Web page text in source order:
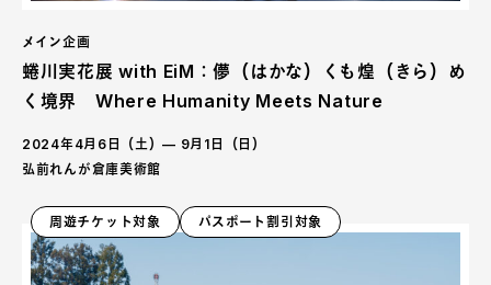
メイン企画
蜷川実花展 with EiM：儚（はかな）くも煌（きら）め
く境界 Where Humanity Meets Nature
2024年4月6日（土）— 9月1日（日）
弘前れんが倉庫美術館
周遊チケット対象 パスポート割引対象